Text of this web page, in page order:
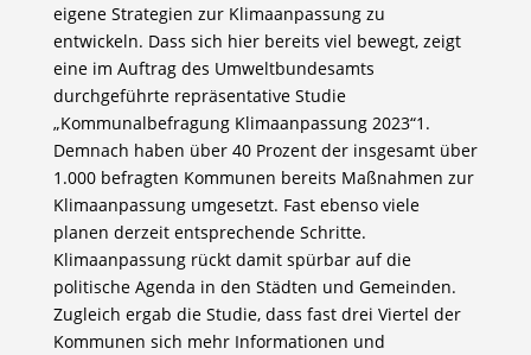
eigene Strategien zur Klimaanpassung zu
entwickeln. Dass sich hier bereits viel bewegt, zeigt
eine im Auftrag des Umweltbundesamts
durchgeführte repräsentative Studie
„Kommunalbefragung Klimaanpassung 2023“1.
Demnach haben über 40 Prozent der insgesamt über
1.000 befragten Kommunen bereits Maßnahmen zur
Klimaanpassung umgesetzt. Fast ebenso viele
planen derzeit entsprechende Schritte.
Klimaanpassung rückt damit spürbar auf die
politische Agenda in den Städten und Gemeinden.
Zugleich ergab die Studie, dass fast drei Viertel der
Kommunen sich mehr Informationen und